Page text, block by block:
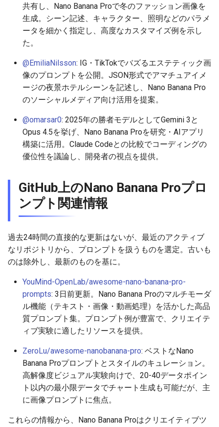
2026-05-06
2026-05-05
2026-05-03
2026-05-02
2026-05-01
2026-04-30
2026-04-28
2026-04-26
2026-04-24
2026-04-23
2026-04-21
2026-04-20
2025-10-21
2025-10-20
2025-10-18
2025-10-17
2025-10-16
2025-10-15
2025-10-13
2025-10-11
2025-10-09
2025-10-08
2025-10-06
2025-10-05
2026-05-06
2026-05-05
2026-05-03
2026-05-02
2026-05-01
2026-04-30
2026-04-28
2026-04-26
2026-04-24
2026-04-23
2026-04-21
2026-04-20
2025-10-21
2025-10-20
2025-10-18
2025-10-17
2025-10-16
2025-10-15
2025-10-13
2025-10-11
2025-10-09
2025-10-08
2025-10-06
2025-10-05
2026-05-03
2026-05-02
2026-04-30
2026-04-29
2026-04-28
2026-04-27
2026-04-25
2026-04-24
2026-04-23
2026-04-22
2026-04-21
2026-04-20
2026-04-18
2026-04-17
2026-05-02
2026-05-01
2026-04-29
2026-04-28
2026-04-27
2026-04-26
2026-04-24
2026-04-22
2026-04-20
2026-04-19
2026-04-17
2026-04-16
2025-10-21
2025-10-20
2025-10-18
2025-10-17
2025-10-16
2025-10-15
2025-10-13
2025-10-11
2025-10-09
2025-10-08
2025-10-06
2025-10-05
共有し、Nano Banana Proで冬のファッション画像を
生成。シーン記述、キャラクター、照明などのパラメ
ータを細かく指定し、高度なカスタマイズ例を示し
た。
@EmiliaNilsson: IG・TikTokでバズるエステティック画
像のプロンプトを公開。JSON形式でアマチュアイメ
ージの夜景ホテルシーンを記述し、Nano Banana Pro
のソーシャルメディア向け活用を提案。
@omarsar0: 2025年の勝者モデルとしてGemini 3と
Opus 4.5を挙げ、Nano Banana Proを研究・AIアプリ
構築に活用。Claude Codeとの比較でコーディングの
優位性を議論し、開発者の視点を提供。
GitHub上のNano Banana Proプロ
ンプト関連情報
過去24時間の直接的な更新はないが、最近のアクティブ
なリポジトリから、プロンプトを扱うものを選定。古いも
のは除外し、最新のものを基に。
YouMind-OpenLab/awesome-nano-banana-pro-
prompts: 3日前更新。Nano Banana Proのマルチモーダ
ル機能（テキスト・画像・動画処理）を活かした高品
質プロンプト集。プロンプト例が豊富で、クリエイテ
ィブ実験に適したリソースを提供。
ZeroLu/awesome-nanobanana-pro: ベストなNano
Banana Proプロンプトとスタイルのキュレーション。
高解像度ビジュアル実験向けで、20-40データポイン
ト以内の最小限データでチャート生成も可能だが、主
に画像プロンプトに焦点。
これらの情報から、Nano Banana Proはクリエイティブツ